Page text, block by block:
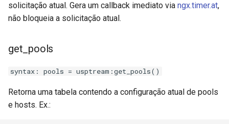
nchan
ndk
nftset-access
njs
solicitação atual. Gera um callback imediato via ngx.timer.at,
não bloqueia a solicitação atual.
get_pools
syntax: pools = usptream:get_pools()
Retorna uma tabela contendo a configuração atual de pools
e hosts. Ex.: